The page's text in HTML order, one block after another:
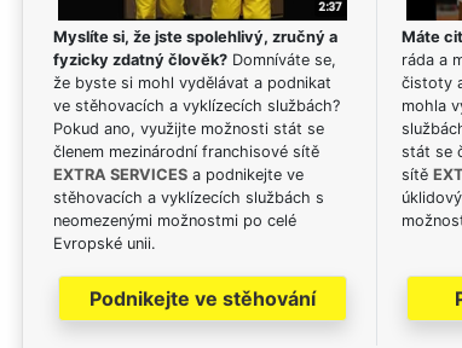
Myslíte si, že jste spolehlivý, zručný a
fyzicky zdatný člověk?Domníváte se,
že byste si mohl vydělávat a podnikat
ve stěhovacích a vyklízecích službách?
Pokud ano, využijte možnosti stát se
členem mezinárodní franchisové sítě
EXTRA SERVICESa podnikejte ve
stěhovacích a vyklízecích službách s
neomezenými možnostmi po celé
Evropské unii.
Podnikejte ve stěhování
Máte
ráda a
čistoty
mohla
stát se
sítě